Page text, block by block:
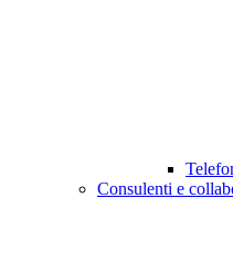
Consulenti e